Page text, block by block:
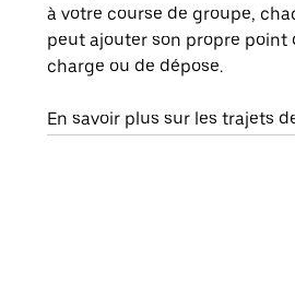
à votre course de groupe,
peut ajouter son propre point
charge ou de dépose.
En savoir plus sur les trajets